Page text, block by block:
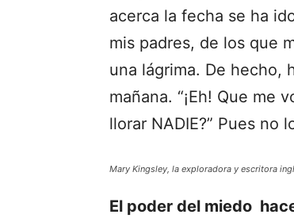
acerca la fecha se ha
mis padres, de los que
una lágrima. De hecho,
mañana. “¡Eh! Que me
llorar NADIE?” Pues no
Mary Kingsley, la exploradora y escritora
El poder del miedo